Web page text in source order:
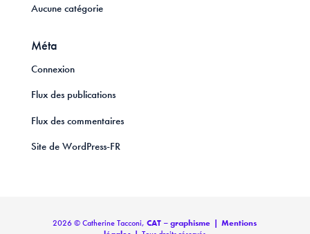
Aucune catégorie
Méta
Connexion
Flux des publications
Flux des commentaires
Site de WordPress-FR
2026 © Catherine Tacconi,CAT – graphisme | Mentions